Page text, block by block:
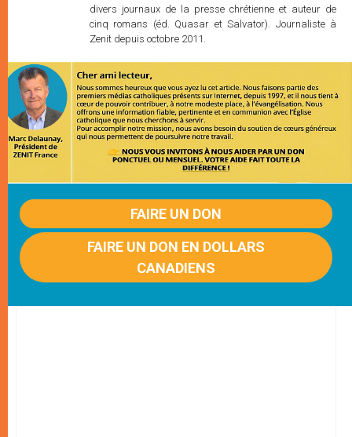
divers journaux de la presse chrétienne et auteur de
cinq romans (éd. Quasar et Salvator). Journaliste à
Zenit depuis octobre 2011.
FAIRE UN DON
FAIRE UN DON EN DOLLARS
CANADIENS